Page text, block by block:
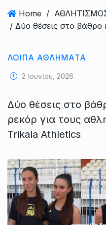
Home /
ΛΟΙΠΑ ΑΘΛΗΜΑΤΑ
2 Ιουνίου, 2026
Δύο θέσεις στο
ρεκόρ για τους
Trikala Athletics